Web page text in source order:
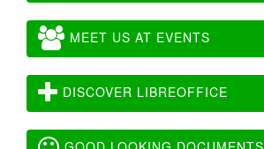
MEET US AT EVENTS
DISCOVER LIBREOFFICE